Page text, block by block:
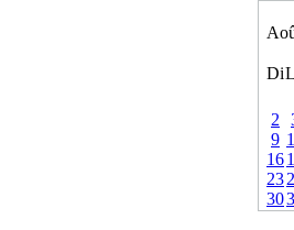
Di
2
9
16
23
30